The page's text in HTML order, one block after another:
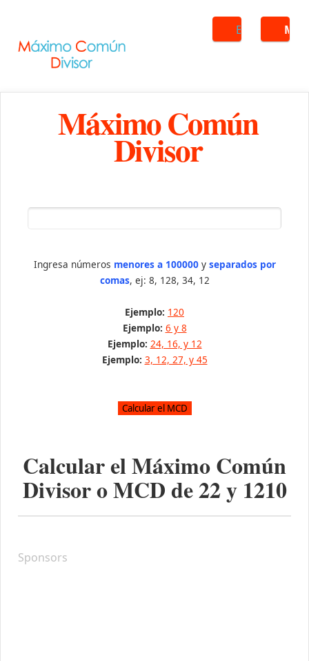
Buscar
Máximo Común
Divisor
Ingresa números menores a 100000y separados por
comas, ej: 8, 128, 34, 12
Ejemplo: 120
Ejemplo: 6 y 8
Ejemplo: 24, 16, y 12
Ejemplo: 3, 12, 27, y 45
Calcular el Máximo Común
Divisor o MCD de22y 1210
Sponsors